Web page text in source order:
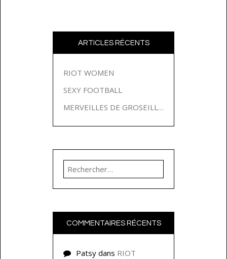
ARTICLES RÉCENTS
RIOT WOMEN
SEXY FOOTBALL
MERVEILLES DE GROSEILLES
Rechercher :
COMMENTAIRES RÉCENTS
Patsy dans RIOT